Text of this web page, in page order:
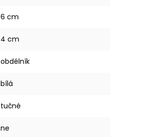
6 cm
4 cm
obdélník
bílá
tučné
ne